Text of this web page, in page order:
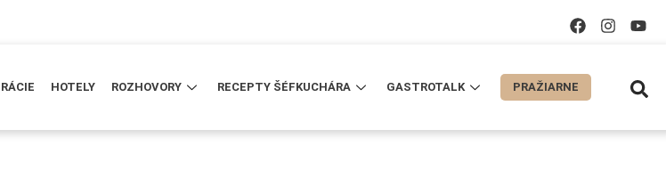
HOTELY ROZHOVORY RECEPTY ŠÉFKUCHÁRA GASTROTALK PRAŽIARNE